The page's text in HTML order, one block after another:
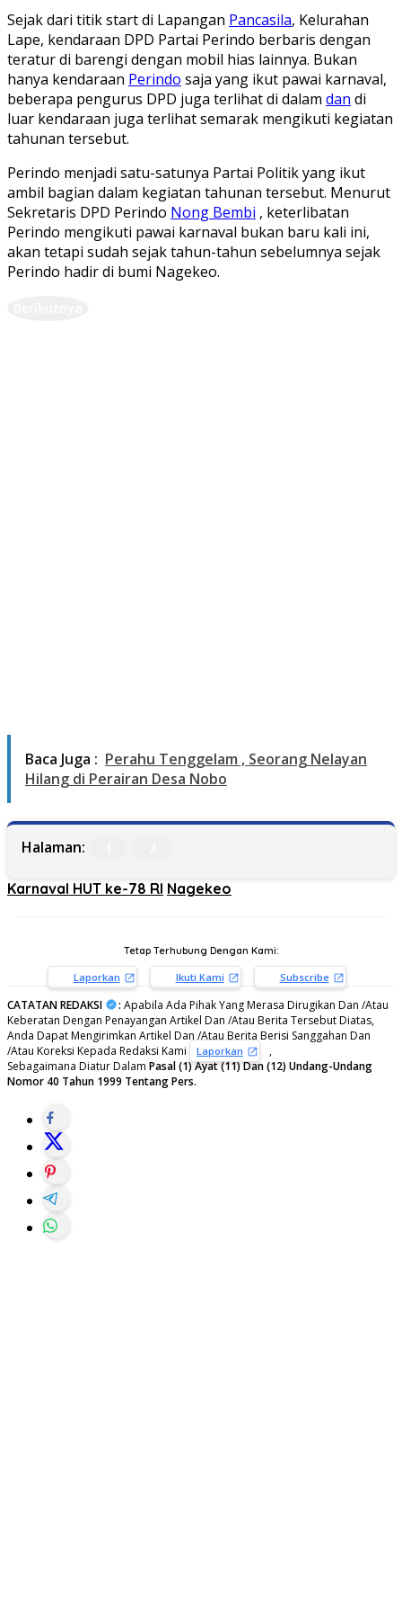
Sejak dari titik start di Lapangan Pancasila, Kelurahan
Lape, kendaraan DPD Partai Perindo berbaris dengan
teratur di barengi dengan mobil hias lainnya. Bukan
hanya kendaraan Perindo saja yang ikut pawai karnaval,
beberapa pengurus DPD juga terlihat di dalam dan di
luar kendaraan juga terlihat semarak mengikuti kegiatan
tahunan tersebut.
Perindo menjadi satu-satunya Partai Politik yang ikut
ambil bagian dalam kegiatan tahunan tersebut. Menurut
Sekretaris DPD Perindo Nong Bembi , keterlibatan
Perindo mengikuti pawai karnaval bukan baru kali ini,
akan tetapi sudah sejak tahun-tahun sebelumnya sejak
Perindo hadir di bumi Nagekeo.
Baca Juga : Perahu Tenggelam , Seorang Nelayan
Hilang di Perairan Desa Nobo
Halaman:
Karnaval HUT ke-78 RI Nagekeo
Tetap Terhubung Dengan Kami:
Laporkan Ikuti Kami Subscribe
CATATAN REDAKSI : Apabila Ada Pihak Yang Merasa Dirugikan Dan /Atau
Keberatan Dengan Penayangan Artikel Dan /Atau Berita Tersebut Diatas,
Anda Dapat Mengirimkan Artikel Dan /Atau Berita Berisi Sanggahan Dan
/Atau Koreksi Kepada Redaksi Kami
Laporkan
,
Sebagaimana Diatur Dalam Pasal (1) Ayat (11) Dan (12) Undang-Undang
Nomor 40 Tahun 1999 Tentang Pers.